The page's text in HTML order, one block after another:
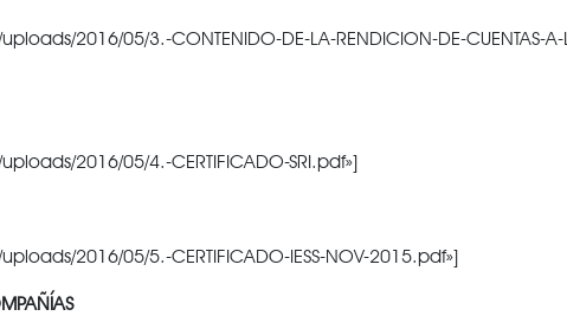
2016/05/3.-CONTENIDO-DE-LA-RENDICION-DE-CUENTAS-A-
2016/05/4.-CERTIFICADO-SRI.pdf»]
2016/05/5.-CERTIFICADO-IESS-NOV-2015.pdf»]